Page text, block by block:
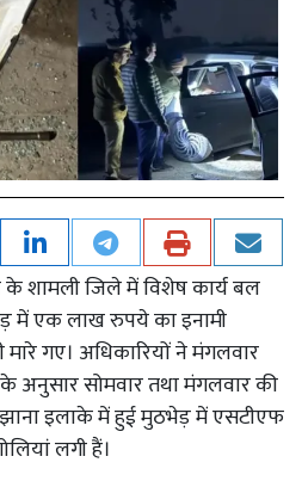
के शामली जिले में विशेष कार्य बल
में एक लाख रुपये का इनामी
गए। अधिकारियों ने मंगलवार
अनुसार सोमवार तथा मंगलवार की
इलाके में हुई मुठभेड़ में एसटीएफ
लगी हैं।